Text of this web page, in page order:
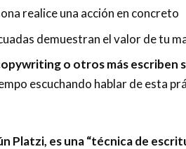
realice una acción en concreto
demuestran el valor de tu
o otros más escriben
escuchando hablar de esta
Platzi, es una “técnica de